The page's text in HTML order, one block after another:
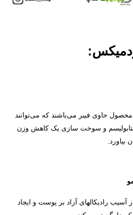
محصول حاوی فیبر می‌باشند که می‌توانند
متابولیسم و سوخت سازی یک کاهش وزن
آسیب رادیکالهای آزاد بر پوست و ایجاد